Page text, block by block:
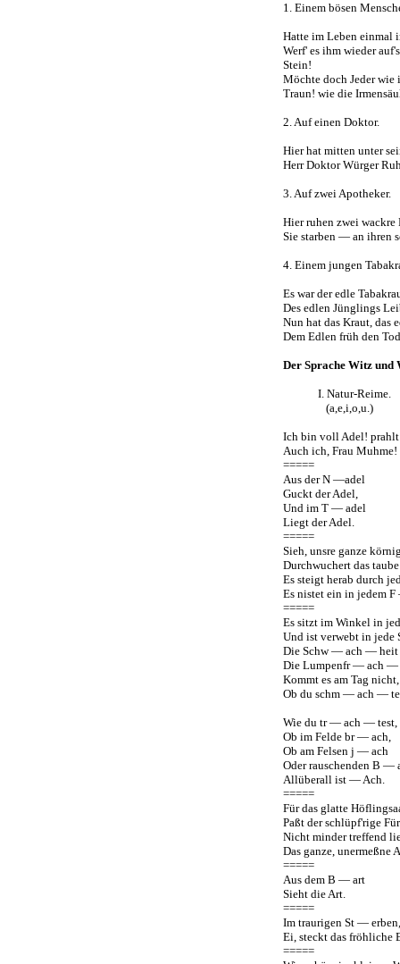
1. Einem bösen
Hatte im Leben einmal
Werf' es ihm wieder
Stein!
Möchte doch Jeder wie
Traun! wie die
2. Auf einen Doktor.
Hier hat mitten unter
Herr Doktor Würger
3. Auf zwei Apotheker.
Hier ruhen zwei wackre
Sie starben — an ihren
4. Einem jungen
Es war der edle
Des edlen Jünglings
Nun hat das Kraut, das
Dem Edlen früh den
Der Sprache Witz und
I. Natur-Reime.
(a,e,i,o,u.)
Ich bin voll Adel!
Auch ich, Frau
=====
Aus der N —adel
Guckt der Adel,
Und im T — adel
Liegt der Adel.
=====
Sieh, unsre ganze
Durchwuchert das
Es steigt herab durch
Es nistet ein in jedem
=====
Es sitzt im Winkel in
Und ist verwebt in jede
Die Schw — ach —
Die Lumpenfr — ach
Kommt es am Tag
Ob du schm — ach —
Wie du tr — ach —
Ob im Felde br — ach,
Ob am Felsen j — ach
Oder rauschenden B —
Allüberall ist — Ach.
=====
Für das glatte
Paßt der schlüpf'rige
Nicht minder treffend
Das ganze, unermeßne
=====
Aus dem B — art
Sieht die Art.
=====
Im traurigen St — erben,
Ei, steckt das fröhliche
=====